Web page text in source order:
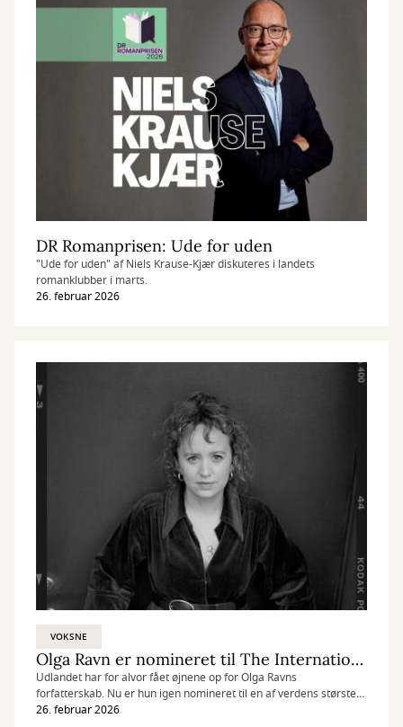
DR Romanprisen: Ude for uden
"Ude for uden" af Niels Krause-Kjær diskuteres i landets
romanklubber i marts.
26. februar 2026
VOKSNE
Olga Ravn er nomineret til The International Booker Prize
Udlandet har for alvor fået øjnene op for Olga Ravns
forfatterskab. Nu er hun igen nomineret til en af verdens største
litteraturpriser sammen med oversætteren Martin Aitken.
26. februar 2026